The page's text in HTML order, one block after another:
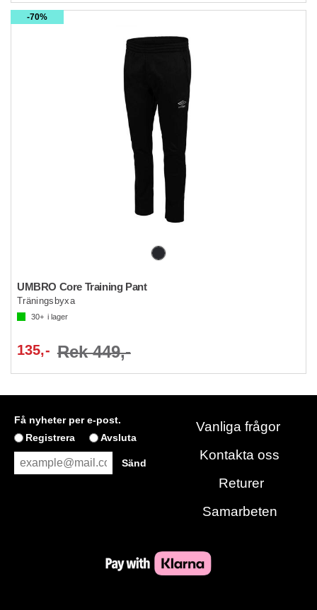
70%
UMBRO Core Training Pant
Träningsbyxa
30+ i lager
135,- Rek 449,-
Få nyheter per e-post.
Registrera
Avsluta
Vanliga frågor
Kontakta oss
Returer
Samarbeten